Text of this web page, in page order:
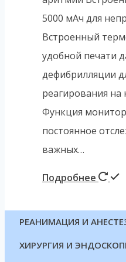
5000 мАч для
Встроенный
удобной печати
дефибрилляции
реагирования на
Функция
постоянное
важных…
Подробнее
РЕАНИМАЦИЯ И
ХИРУРГИЯ И